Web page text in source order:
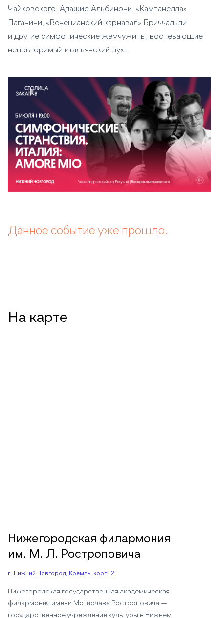
Чайковского, Адажио Альбинони, «Кампанелла»
Паганини, «Венецианский карнавал» Бриччальди
и другие симфонические жемчужины, воспевающие
неповторимый итальянский дух.
Данное событие уже прошло.
На карте
Нижегородская филармония
им. М. Л. Ростроповича
г. Нижний Новгород, Кремль, корп. 2
Нижегородская государственная академическая
филармония имени Мстислава Ростроповича —
государственное учреждение культуры в Нижнем